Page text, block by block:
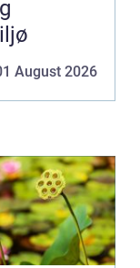
August 2026